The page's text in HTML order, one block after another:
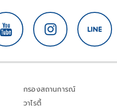
กรองสถานการณ์
วาไรตี้